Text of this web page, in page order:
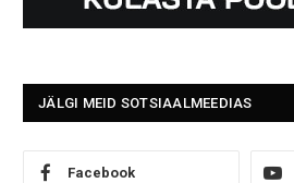
JÄLGI MEID SOTSIAALMEEDIAS
Facebook